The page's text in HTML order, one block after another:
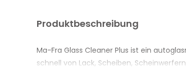
Produktbeschreibung
Ma-Fra Glass Cleaner Plus ist ein
schnell von Lack, Scheiben,